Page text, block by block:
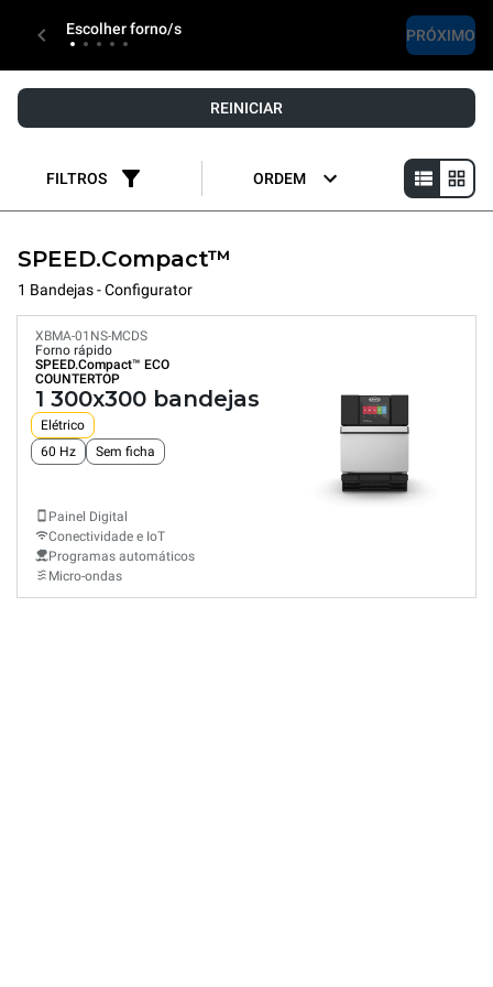
Escolher forno/s PRÓXIMO
REINICIAR
FILTROS ORDEM
SPEED.Compact™
1 Bandejas - Configurator
XBMA-01NS-MCDS
Forno rápido
SPEED.Compact™ ECO
COUNTERTOP
1 300x300 bandejas
Elétrico
60 Hz
Sem ficha
Painel Digital
Conectividade e IoT
Programas automáticos
Micro-ondas